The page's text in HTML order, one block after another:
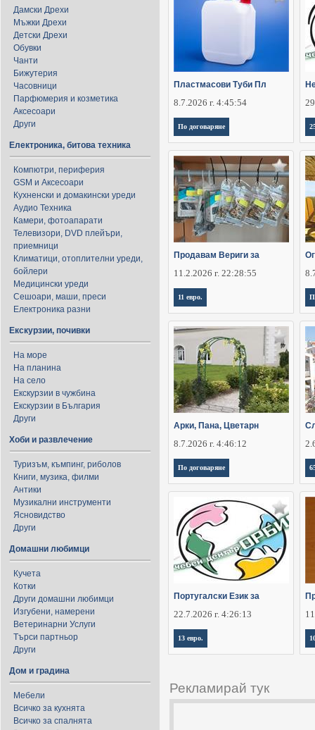
Дамски Дрехи
Мъжки Дрехи
Детски Дрехи
Обувки
Чанти
Бижутерия
Часовници
Парфюмерия и козметика
Аксесоари
Други
Електроника, битова техника
Компютри, периферия
GSM и Аксесоари
Кухненски и домакински уреди
Аудио Техника
Камери, фотоапарати
Телевизори, DVD плейъри,
приемници
Климатици, отоплителни уреди,
бойлери
Медицински уреди
Сешоари, маши, преси
Електроника разни
Екскурзии, почивки
На море
На планина
На село
Екскурзии в чужбина
Екскурзии в България
Други
Хоби и развлечение
Туризъм, къмпинг, риболов
Книги, музика, филми
Антики
Музикални инструменти
Ясновидство
Други
Домашни любимци
Кучета
Котки
Други домашни любимци
Изгубени, намерени
Ветеринарни Услуги
Търси партньор
Други
Дом и градина
Мебели
Всичко за кухнята
Всичко за спалнята
Пластмасови Туби Пл
8.7.2026 г. 4:45:54
По договаряне
Продавам Вериги за
11.2.2026 г. 22:28:55
11 евро.
Арки, Пана, Цветарн
8.7.2026 г. 4:46:12
По договаряне
Португалски Език за
22.7.2026 г. 4:26:13
13 евро.
Рекламирай тук